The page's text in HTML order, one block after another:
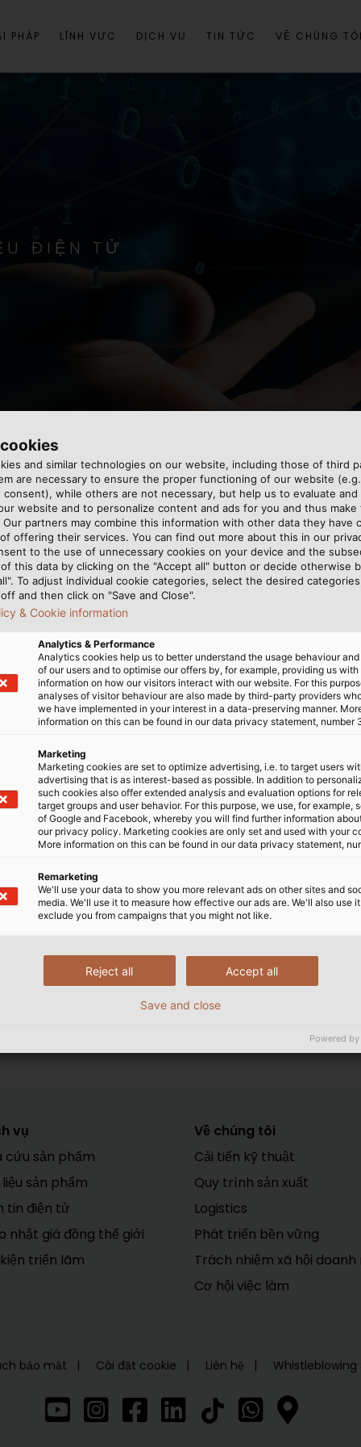
PHÁP LĨNH VỰC DỊCH VỤ TIN TỨC VỀ CHÚNG TÔI
ĐIỆN TỬ
cho việc trao đổi dữ liệu hiệu quả
đến thời gian giao hàng, yếu tố thời gian có tác động
nữa, HELU tự động ghi nhận đơn đặt hàng trực
Doanh nghiệp). Bằng cách kết nối hệ thống quản lý
kể.
thống SAP, chúng tôi cung cấp một giải pháp khác,
của khách hàng có thể được kết nối với hệ thống
tiêu chuẩn gọi là "tiêu chuẩn". Các tiêu chuẩn này,
với ngành, được liên tục phát triển.
thời gian đáng kể, xử lý nhanh chóng và giảm thiểu
thể tìm ra giải pháp để triển khai quy trình đặt hàng
hàng, vui lòng liên hệedi-customer@helukabel.de
vụ
cứu sản phẩm
liệu sản phẩm
tin điện tử
nhật giá đồng thế giới
triển lãm
Về chúng tôi
Cải tiến kỹ thuật
Quy trình sản xuất
Logistics
Phát triển bền vững
Trách nhiệm xã hội doanh
Cơ hội việc làm
bảo mật Cài đặt cookie Liên hệ Whistleblowing
and similar technologies on our website, including those of third
are necessary to ensure the proper functioning of our website
consent), while others are not necessary, but help us to evaluate and
website and to personalize content and ads for you and thus make
partners may combine this information with other data they have
offering their services. You can find out more about this in our
to the use of unnecessary cookies on your device and the
this data by clicking on the "Accept all" button or decide otherwise
To adjust individual cookie categories, select the desired
and then click on "Save and Close".
& Cookie information
Analytics & Performance
Analytics cookies help us to better understand the usage behaviour
of our users and to optimise our offers by, for example, providing us with
information on how our visitors interact with our website. For this
analyses of visitor behaviour are also made by third-party providers
we have implemented in your interest in a data-preserving manner.
information on this can be found in our data privacy statement, number
Marketing
Marketing cookies are set to optimize advertising, i.e. to target users
advertising that is as interest-based as possible. In addition to
such cookies also offer extended analysis and evaluation options for
target groups and user behavior. For this purpose, we use, for example,
of Google and Facebook, whereby you will find further information
our privacy policy. Marketing cookies are only set and used with your
More information on this can be found in our data privacy statement,
Remarketing
We'll use your data to show you more relevant ads on other sites and
media. We'll use it to measure how effective our ads are. We'll also use
exclude you from campaigns that you might not like.
Accept all
Reject all
Save and close
Powered by